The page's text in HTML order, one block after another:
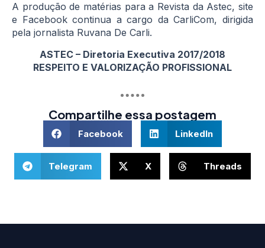
A produção de matérias para a Revista da Astec, site
e Facebook continua a cargo da CarliCom, dirigida
pela jornalista Ruvana De Carli.
ASTEC – Diretoria Executiva 2017/2018
RESPEITO E VALORIZAÇÃO PROFISSIONAL
Compartilhe essa postagem
Facebook LinkedIn
Telegram X Threads